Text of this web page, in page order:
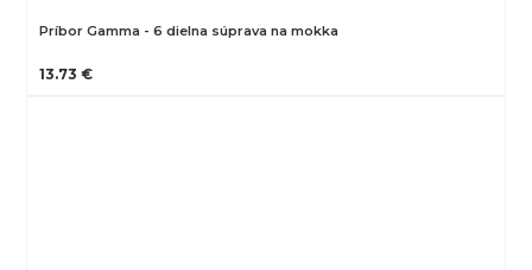
Príbor Gamma - 6 dielna súprava na mokka
13.73 €